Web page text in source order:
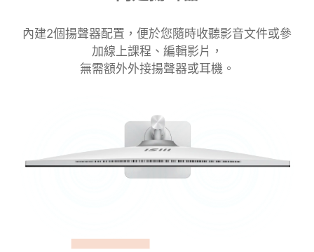
內建2個揚聲器配置，便於您隨時收聽影音文件或參
加線上課程、編輯影片，
無需額外外接揚聲器或耳機。